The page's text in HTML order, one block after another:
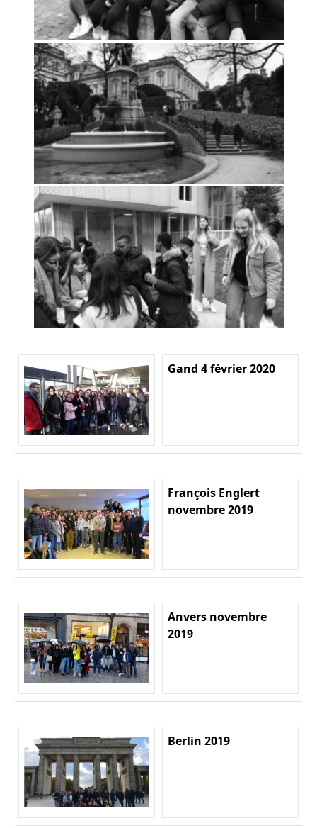
Gand 4 février 2020
François Englert
novembre 2019
Anvers novembre
2019
Berlin 2019